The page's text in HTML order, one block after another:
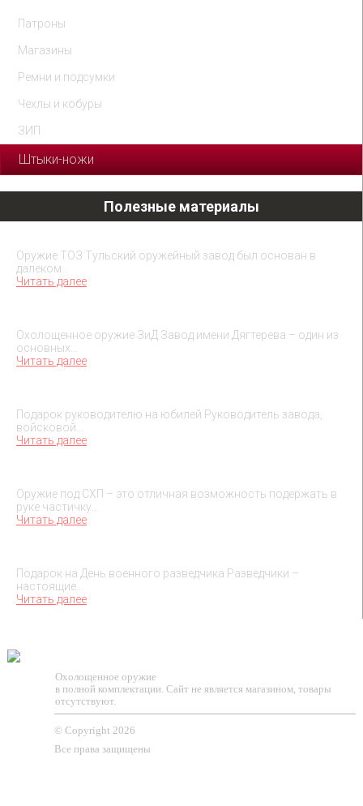
Патроны
Магазины
Ремни и подсумки
Чехлы и кобуры
ЗИП
Штыки-ножи
Полезные материалы
Оружие ТОЗ Тульский оружейный завод был основан в
далеком…
Читать далее
Охолощенное оружие ЗиД Завод имени Дягтерева – один из
основных…
Читать далее
Подарок руководителю на юбилей Руководитель завода,
войсковой…
Читать далее
Оружие под СХП – это отличная возможность подержать в
руке частичку…
Читать далее
Подарок на День военного разведчика Разведчики –
настоящие…
Читать далее
Охолощенное оружие
в полной комплектации. Сайт не является магазином, товары
отсутствуют.
© Copyright 2026
Все права защищены